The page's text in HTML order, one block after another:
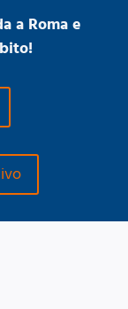
a Roma e